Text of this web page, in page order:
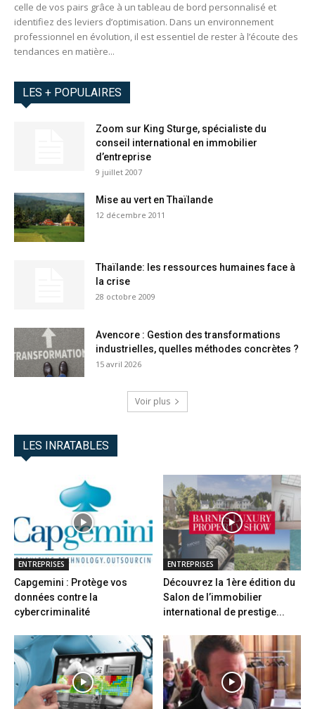
celle de vos pairs grâce à un tableau de bord personnalisé et
identifiez des leviers d’optimisation. Dans un environnement
professionnel en évolution, il est essentiel de rester à l’écoute des
tendances en matière...
LES + POPULAIRES
Zoom sur King Sturge, spécialiste du
conseil international en immobilier
d’entreprise
9 juillet 2007
Mise au vert en Thaïlande
12 décembre 2011
Thaïlande: les ressources humaines face à
la crise
28 octobre 2009
Avencore : Gestion des transformations
industrielles, quelles méthodes concrètes ?
15 avril 2026
Voir plus
LES INRATABLES
ENTREPRISES
Capgemini : Protège vos
données contre la
cybercriminalité
ENTREPRISES
Découvrez la 1ère édition du
Salon de l’immobilier
international de prestige...